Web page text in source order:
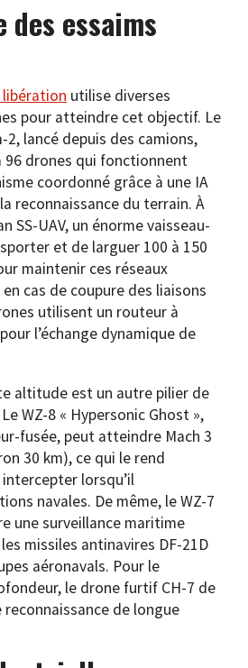
des essaims
libération utilise diverses
pour atteindre cet objectif. Le
lancé depuis des camions,
96 drones qui fonctionnent
coordonné grâce à une IA
reconnaissance du terrain. À
SS-UAV, un énorme vaisseau-
et de larguer 100 à 150
maintenir ces réseaux
cas de coupure des liaisons
utilisent un routeur à
l’échange dynamique de
altitude est un autre pilier de
WZ-8 « Hypersonic Ghost »,
fusée, peut atteindre Mach 3
30 km), ce qui le rend
lorsqu’il
navales. De même, le WZ-7
une surveillance maritime
missiles antinavires DF-21D
aéronavals. Pour le
le drone furtif CH-7 de
de longue